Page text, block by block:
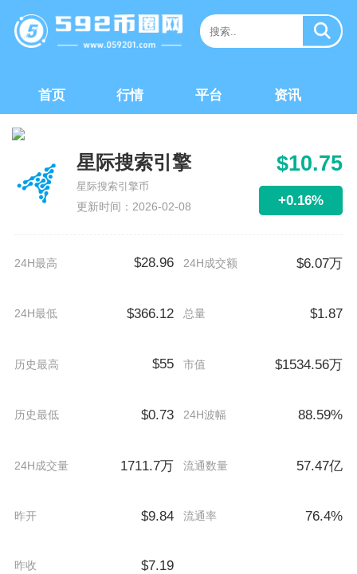
首页 行情 平台 资讯
星际搜索引擎
星际搜索引擎币
更新时间：2026-02-08
$10.75
+0.16%
24H最高 $28.96 24H成交额 $6.07万
24H最低 $366.12 总量 $1.87
历史最高 $55 市值 $1534.56万
历史最低 $0.73 24H波幅 88.59%
24H成交量 1711.7万 流通数量 57.47亿
昨开 $9.84 流通率 76.4%
昨收 $7.19